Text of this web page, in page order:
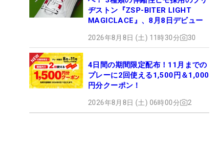
ヂストン『ZSP-BITER LIGHT
MAGICLACE』、8月8日デビュー
2026年8月8日 (土) 11時30分 30
4日間の期間限定配布！11月までの
プレーに2回使える1,500円＆1,000
円分クーポン！
2026年8月8日 (土) 06時00分 2